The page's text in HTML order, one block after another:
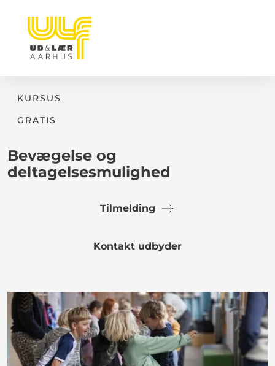
KURSUS
GRATIS
Bevægelse og
deltagelsesmulighed
Tilmelding
Kontakt udbyder